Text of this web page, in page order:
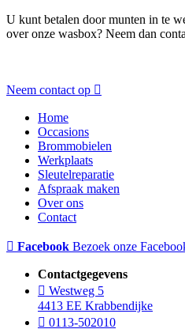
U kunt betalen door munten in te
over onze wasbox? Neem dan
Neem contact op
Home
Occasions
Brommobielen
Werkplaats
Sleutelreparatie
Afspraak maken
Over ons
Contact
Facebook Bezoek onze
Contactgegevens
Westweg 5
4413 EE Krabbendijke
0113-502010